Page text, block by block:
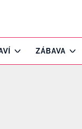
ZÁBAVA